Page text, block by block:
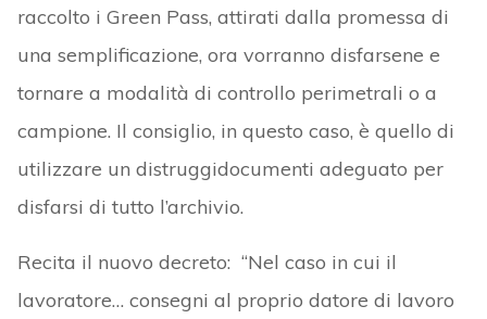
raccolto i Green Pass, attirati dalla promessa di
una semplificazione, ora vorranno disfarsene e
tornare a modalità di controllo perimetrali o a
campione. Il consiglio, in questo caso, è quello di
utilizzare un distruggidocumenti adeguato per
disfarsi di tutto l’archivio.
Recita il nuovo decreto: “Nel caso in cui il
lavoratore… consegni al proprio datore di lavoro